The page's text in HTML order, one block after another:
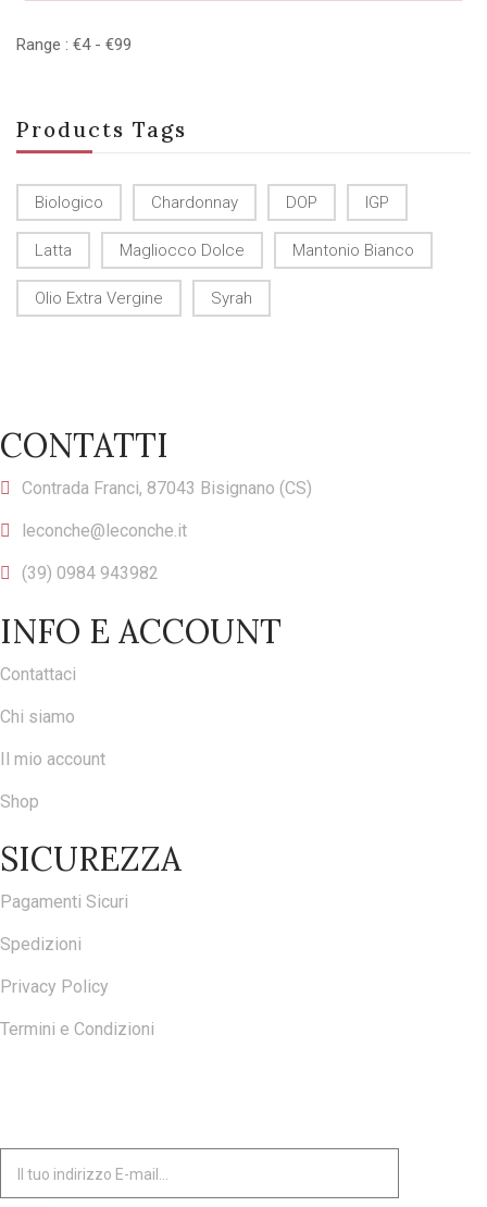
Range : €4 - €99
Products Tags
Biologico Chardonnay DOP IGP
Latta Magliocco Dolce Mantonio Bianco
Olio Extra Vergine Syrah
CONTATTI
Contrada Franci, 87043 Bisignano (CS)
leconche@leconche.it
(39) 0984 943982
INFO E ACCOUNT
Contattaci
Chi siamo
Il mio account
Shop
SICUREZZA
Pagamenti Sicuri
Spedizioni
Privacy Policy
Termini e Condizioni